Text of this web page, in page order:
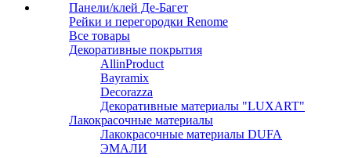
Панели/клей Де-Багет
Рейки и перегородки Renome
Все товары
Декоративные покрытия
AllinProduct
Bayramix
Decorazza
Декоративные материалы "LUXART"
Лакокрасочные материалы
Лакокрасочные материалы DUFA
ЭМАЛИ